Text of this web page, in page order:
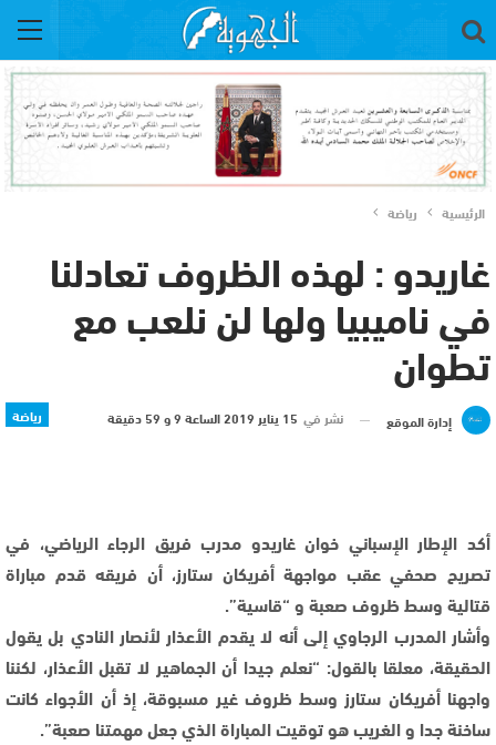
الرئيسية رياضة
غاريدو : لهذه الظروف تعادلنا
في ناميبيا ولها لن نلعب مع
تطوان
رياضة إدارة الموقع نشر في 15 يناير 2019 الساعة 9 و 59 دقيقة
أكد الإطار الإسباني خوان غاريدو مدرب فريق الرجاء الرياضي، في
تصريح صحفي عقب مواجهة أفريكان ستارز، أن فريقه قدم مباراة
قتالية وسط ظروف صعبة و “قاسية”.
وأشار المدرب الرجاوي إلى أنه لا يقدم الأعذار لأنصار النادي بل يقول
الحقيقة، معلقا بالقول: “نعلم جيدا أن الجماهير لا تقبل الأعذار، لكننا
واجهنا أفريكان ستارز وسط ظروف غير مسبوقة، إذ أن الأجواء كانت
ساخنة جدا و الغريب هو توقيت المباراة الذي جعل مهمتنا صعبة”.